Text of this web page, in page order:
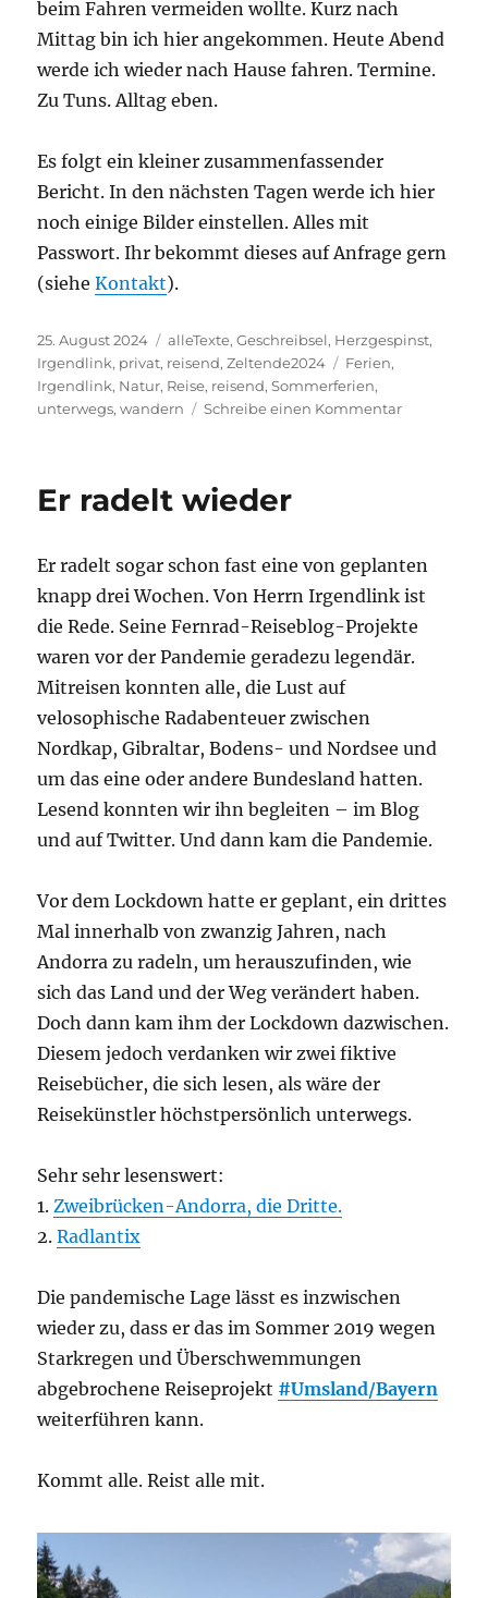
beim Fahren vermeiden wollte. Kurz nach
Mittag bin ich hier angekommen. Heute Abend
werde ich wieder nach Hause fahren. Termine.
Zu Tuns. Alltag eben.
Es folgt ein kleiner zusammenfassender
Bericht. In den nächsten Tagen werde ich hier
noch einige Bilder einstellen. Alles mit
Passwort. Ihr bekommt dieses auf Anfrage gern
(sieheKontakt).
Veröffentlicht
am
25. August 2024 Kategorien
alleTexte,Geschreibsel, Herzgespinst,
Irgendlink, privat, reisend,Zeltende2024 Schlagwörter
Ferien,
Irgendlink, Natur, Reise, reisend,Sommerferien,
unterwegs,wandern Schreibe einen Kommentarzu
Er radelt wieder
Er radelt sogar schon fast eine von geplanten
knapp drei Wochen. Von Herrn Irgendlink ist
die Rede. Seine Fernrad-Reiseblog-Projekte
waren vor der Pandemie geradezu legendär.
Mitreisen konnten alle, die Lust auf
velosophische Radabenteuer zwischen
Nordkap, Gibraltar, Bodens- und Nordsee und
um das eine oder andere Bundesland hatten.
Lesend konnten wir ihn begleiten – im Blog
und auf Twitter. Und dann kam die Pandemie.
Vor dem Lockdown hatte er geplant, ein drittes
Mal innerhalb von zwanzig Jahren, nach
Andorra zu radeln, um herauszufinden, wie
sich das Land und der Weg verändert haben.
Doch dann kam ihm der Lockdown dazwischen.
Diesem jedoch verdanken wir zwei fiktive
Reisebücher, die sich lesen, als wäre der
Reisekünstler höchstpersönlich unterwegs.
Sehr sehr lesenswert:
1.Zweibrücken-Andorra, die Dritte.
2.Radlantix
Die pandemische Lage lässt es inzwischen
wieder zu, dass er das im Sommer 2019 wegen
Starkregen und Überschwemmungen
abgebrochene Reiseprojekt #Umsland/Bayern
weiterführen kann.
Kommt alle. Reist alle mit.